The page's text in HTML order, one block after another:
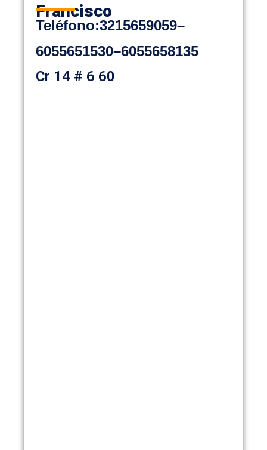
Francisco
Teléfono:3215659059–
6055651530–6055658135
Cr 14 # 6 60